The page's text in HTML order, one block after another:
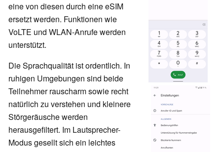
eine von diesen durch eine eSIM
ersetzt werden. Funktionen wie
VoLTE und WLAN-Anrufe werden
unterstützt.
Die Sprachqualität ist ordentlich. In
ruhigen Umgebungen sind beide
Teilnehmer rauscharm sowie recht
natürlich zu verstehen und kleinere
Störgeräusche werden
herausgefiltert. Im Lautsprecher-
Modus gesellt sich ein leichtes